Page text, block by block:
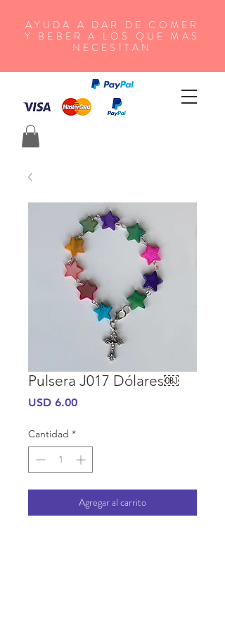
AYUDA A DAR DE COMER
Y BEBER A LOS QUE MAS
NECESITAN
Pulsera J017 Dólares￼
USD 6.00Precio
Cantidad *
Agregar al carrito